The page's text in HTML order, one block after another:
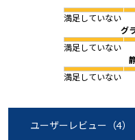
満足していない
グ
満足していない
満足していない
ユーザーレビュー （4）